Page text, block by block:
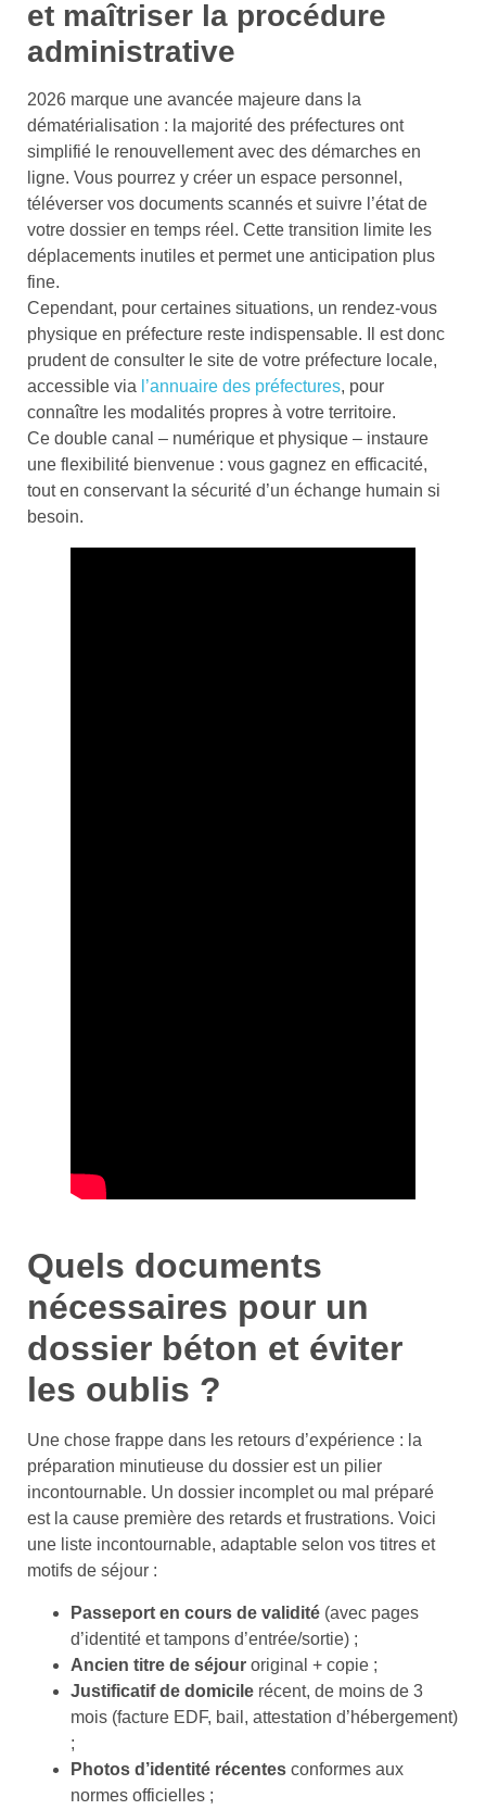
et maîtriser la procédure
administrative
2026 marque une avancée majeure dans la
dématérialisation : la majorité des préfectures ont
simplifié le renouvellement avec des démarches en
ligne. Vous pourrez y créer un espace personnel,
téléverser vos documents scannés et suivre l’état de
votre dossier en temps réel. Cette transition limite les
déplacements inutiles et permet une anticipation plus
fine.
Cependant, pour certaines situations, un rendez-vous
physique en préfecture reste indispensable. Il est donc
prudent de consulter le site de votre préfecture locale,
accessible via l’annuaire des préfectures, pour
connaître les modalités propres à votre territoire.
Ce double canal – numérique et physique – instaure
une flexibilité bienvenue : vous gagnez en efficacité,
tout en conservant la sécurité d’un échange humain si
besoin.
Quels documents
nécessaires pour un
dossier béton et éviter
les oublis ?
Une chose frappe dans les retours d’expérience : la
préparation minutieuse du dossier est un pilier
incontournable. Un dossier incomplet ou mal préparé
est la cause première des retards et frustrations. Voici
une liste incontournable, adaptable selon vos titres et
motifs de séjour :
Passeport en cours de validité (avec pages
d’identité et tampons d’entrée/sortie) ;
Ancien titre de séjour original + copie ;
Justificatif de domicile récent, de moins de 3
mois (facture EDF, bail, attestation d’hébergement)
;
Photos d’identité récentes conformes aux
normes officielles ;